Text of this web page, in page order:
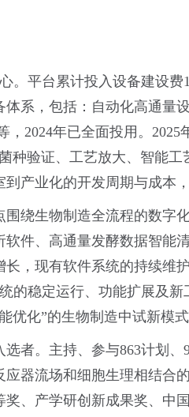
。平台累计投入设备建设费
系，包括：自动化高通量
2024年已全面投用。
种验证、工艺放大、智能
产业化的开发周期与成本
绕生物制造全流程的数字
件、高通量发酵数据智能
，现有软件系统的持续维
的稳定运行、功能扩展及
优化”的生物制造中试新模式
者。主持、参与863计划、
器流场和细胞生理相结合
、产学研创新成果奖、中